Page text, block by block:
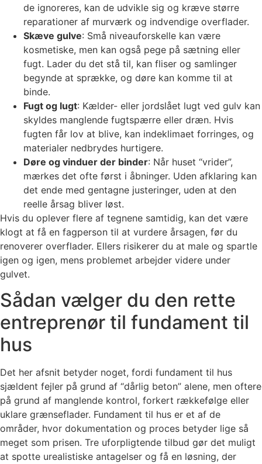
de ignoreres, kan de udvikle sig og kræve større
reparationer af murværk og indvendige overflader.
Skæve gulve: Små niveauforskelle kan være
kosmetiske, men kan også pege på sætning eller
fugt. Lader du det stå til, kan fliser og samlinger
begynde at sprække, og døre kan komme til at
binde.
Fugt og lugt: Kælder- eller jordslået lugt ved gulv kan
skyldes manglende fugtspærre eller dræn. Hvis
fugten får lov at blive, kan indeklimaet forringes, og
materialer nedbrydes hurtigere.
Døre og vinduer der binder: Når huset “vrider”,
mærkes det ofte først i åbninger. Uden afklaring kan
det ende med gentagne justeringer, uden at den
reelle årsag bliver løst.
Hvis du oplever flere af tegnene samtidig, kan det være
klogt at få en fagperson til at vurdere årsagen, før du
renoverer overflader. Ellers risikerer du at male og spartle
igen og igen, mens problemet arbejder videre under
gulvet.
Sådan vælger du den rette
entreprenør til fundament til
hus
Det her afsnit betyder noget, fordi fundament til hus
sjældent fejler på grund af “dårlig beton” alene, men oftere
på grund af manglende kontrol, forkert rækkefølge eller
uklare grænseflader. Fundament til hus er et af de
områder, hvor dokumentation og proces betyder lige så
meget som prisen. Tre uforpligtende tilbud gør det muligt
at spotte urealistiske antagelser og få en løsning, der